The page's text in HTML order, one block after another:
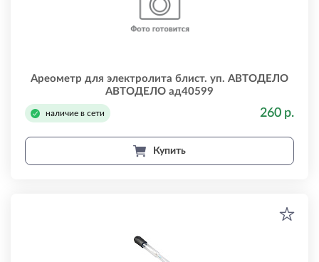
Ареометр для электролита блист. уп. АВТОДЕЛО
АВТОДЕЛО ад40599
наличие в сети 260 р.
Купить